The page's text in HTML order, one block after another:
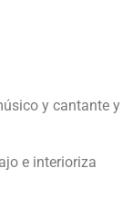
y cantante y
e interioriza